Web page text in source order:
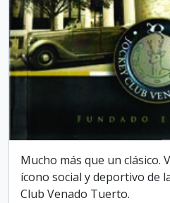
Mucho más que un clásico.
ícono social y deportivo de
Club Venado Tuerto.